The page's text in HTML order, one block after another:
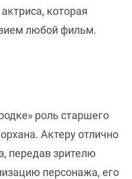
которая
любой фильм.
роль старшего
Актеру отлично
передав зрителю
персонажа, его